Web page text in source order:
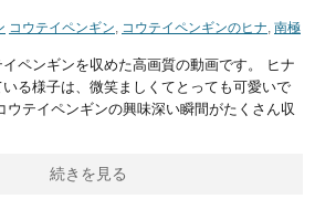
コウテイペンギン, コウテイペンギンのヒナ, 南極
ペンギンを収めた高画質の動画です。 ヒナ
る様子は、微笑ましくてとっても可愛いで
ウテイペンギンの興味深い瞬間がたくさん収
続きを見る